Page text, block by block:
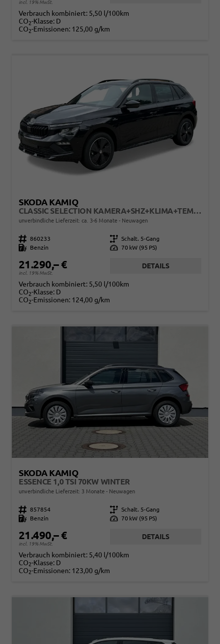
incl. 19% MwSt.
Verbrauch kombiniert: 5,50 l/100km
CO2-Klasse: D
CO2-Emissionen: 125,00 g/km
SKODA KAMIQ
CLASSIC SELECTION KAMERA+SHZ+KLIMA+TEMPOMAT+LED+16" LM
unverbindliche Lieferzeit: ca. 3-6 Monate Neuwagen
Fahrzeugnr. 860233 Getriebe Schalt. 5-Gang
Kraftstoff
Benzin Leistung 70 kW (95 PS)
21.290,– €
incl. 19% MwSt.
DETAILS
Verbrauch kombiniert: 5,50 l/100km
CO2-Klasse: D
CO2-Emissionen: 124,00 g/km
SKODA KAMIQ
ESSENCE 1,0 TSI 70KW WINTER
unverbindliche Lieferzeit: 3 Monate Neuwagen
Fahrzeugnr. 857854 Getriebe Schalt. 5-Gang
Kraftstoff
Benzin Leistung 70 kW (95 PS)
21.490,– €
incl. 19% MwSt.
DETAILS
Verbrauch kombiniert: 5,40 l/100km
CO2-Klasse: D
CO2-Emissionen: 123,00 g/km